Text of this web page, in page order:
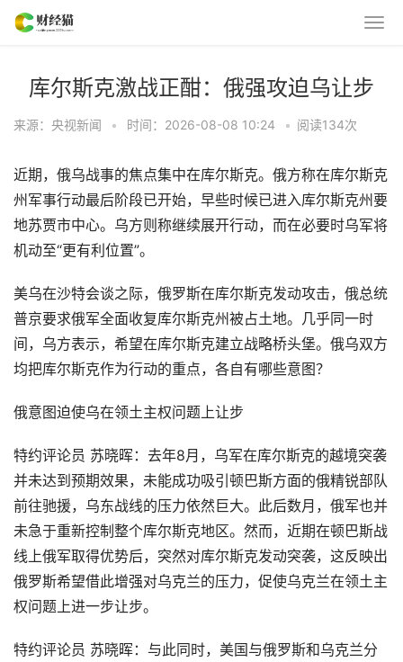
库尔斯克激战正酣：俄强攻迫乌让步
来源：央视新闻 • 时间：2026-08-08 10:24 • 阅读134次
近期，俄乌战事的焦点集中在库尔斯克。俄方称在库尔斯克
州军事行动最后阶段已开始，早些时候已进入库尔斯克州要
地苏贾市中心。乌方则称继续展开行动，而在必要时乌军将
机动至“更有利位置”。
美乌在沙特会谈之际，俄罗斯在库尔斯克发动攻击，俄总统
普京要求俄军全面收复库尔斯克州被占土地。几乎同一时
间，乌方表示，希望在库尔斯克建立战略桥头堡。俄乌双方
均把库尔斯克作为行动的重点，各自有哪些意图？
俄意图迫使乌在领土主权问题上让步
特约评论员 苏晓晖：去年8月，乌军在库尔斯克的越境突袭
并未达到预期效果，未能成功吸引顿巴斯方面的俄精锐部队
前往驰援，乌东战线的压力依然巨大。此后数月，俄军也并
未急于重新控制整个库尔斯克地区。然而，近期在顿巴斯战
线上俄军取得优势后，突然对库尔斯克发动突袭，这反映出
俄罗斯希望借此增强对乌克兰的压力，促使乌克兰在领土主
权问题上进一步让步。
特约评论员 苏晓晖：与此同时，美国与俄罗斯和乌克兰分